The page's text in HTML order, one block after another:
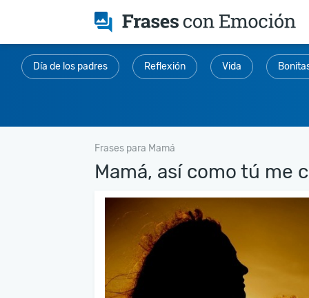
Día de los padres Reflexión Vida
Frases para Mamá
Mamá, así como tú me